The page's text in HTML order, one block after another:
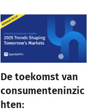
De toekomst van
consumenteninzic
hten: